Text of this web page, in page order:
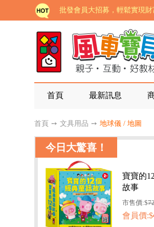
批發會員大招募，輕鬆實現財
如需更改或重開發票 需在訂
老師您好!!幼教會員火熱招募
海外購物免煩惱！點我查看『
家長樂了!「風車書版集團暨
老師您好!!幼教會員火熱招募
海外購物免煩惱！點我查看『
首頁 最新訊息
首頁 ➙ 文具用品 ➙ 地球儀 / 地圖
今日大驚喜！
寶寶的
故事
市售價:$
會員價:$